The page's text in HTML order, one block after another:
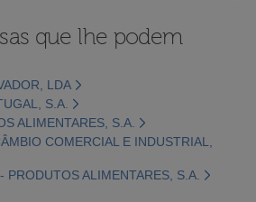
que lhe podem
LDA
S.A.
ALIMENTARES, S.A.
COMERCIAL E INDUSTRIAL,
PRODUTOS ALIMENTARES, S.A.